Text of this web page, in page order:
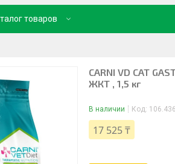
товаров
CARNI VD CAT
ЖКТ , 1,5 кг
В наличии Код:
17 525 ₸